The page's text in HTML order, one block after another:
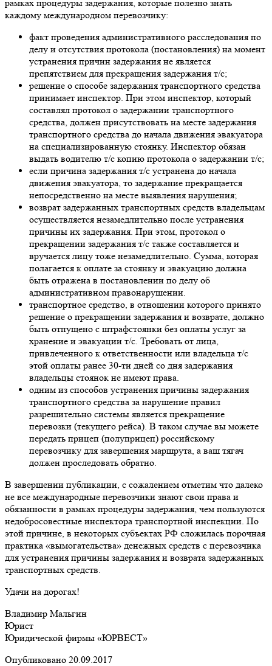
рамках процедуры задержания, которые полезно знать
каждому международном перевозчику:
факт проведения административного расследования по
делу и отсутствия протокола (постановления) на момент
устранения причин задержания не является
препятствием для прекращения задержания т/с;
решение о способе задержания транспортного средства
принимает инспектор. При этом инспектор, который
составлял протокол о задержании транспортного
средства, должен присутствовать на месте задержания
транспортного средства до начала движения эвакуатора
на специализированную стоянку. Инспектор обязан
выдать водителю т/с копию протокола о задержании т/с;
если причина задержания т/с устранена до начала
движения эвакуатора, то задержание прекращается
непосредственно на месте выявления нарушения;
возврат задержанных транспортных средств владельцам
осуществляется незамедлительно после устранения
причины их задержания. При этом, протокол о
прекращении задержания т/с также составляется и
вручается лицу тоже незамедлительно. Сумма, которая
полагается к оплате за стоянку и эвакуацию должна
быть отражена в постановлении по делу об
административном правонарушении.
транспортное средство, в отношении которого принято
решение о прекращении задержания и возврате, должно
быть отпущено с штрафстоянки без оплаты услуг за
хранение и эвакуации т/с. Требовать от лица,
привлеченного к ответственности или владельца т/с
этой оплаты ранее 30-ти дней со дня задержания
владельцы стоянок не имеют права.
одним из способов устранения причины задержания
транспортного средства за нарушение правил
разрешительно системы является прекращение
перевозки (текущего рейса). В таком случае вы можете
передать прицеп (полуприцеп) российскому
перевозчику для завершения маршрута, а ваш тягач
должен проследовать обратно.
В завершении публикации, с сожалением отметим что далеко
не все международные перевозчики знают свои права и
обязанности в рамках процедуры задержания, чем пользуются
недобросовестные инспектора транспортной инспекции. По
этой причине, в некоторых субъектах РФ сложилась порочная
практика «вымогательства» денежных средств с перевозчика
для устранения причины задержания и возврата задержанных
транспортных средств.
Удачи на дорогах!
Владимир Мальгин
Юрист
Юридической фирмы «ЮРВЕСТ»
Опубликовано 20.09.2017